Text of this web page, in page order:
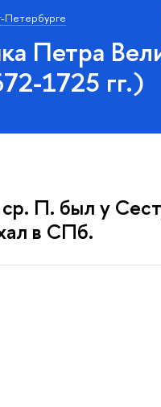
Петра
1725 гг.)
П. был у
в СПб.